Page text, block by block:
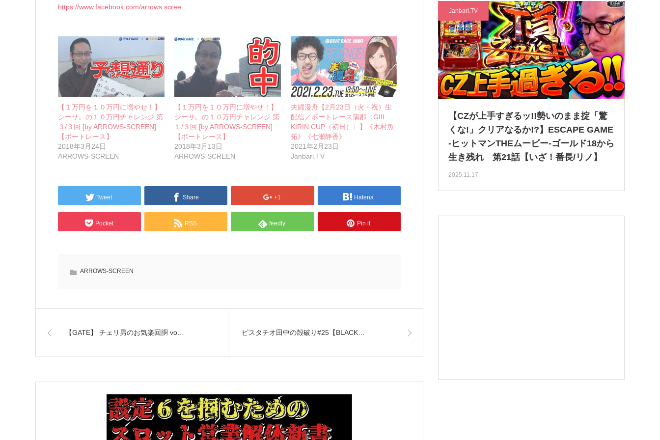
https://www.facebook.com/arrows.scree…
【１万円を１０万円に増やせ！】
シーサ。の１０万円チャレンジ 第
３/３回 [by ARROWS-SCREEN]
【ボートレース】
2018年3月24日
ARROWS-SCREEN
【１万円を１０万円に増やせ！】
シーサ。の１０万円チャレンジ 第
１/３回 [by ARROWS-SCREEN]
【ボートレース】
2018年3月13日
ARROWS-SCREEN
夫婦漫舟【2月23日（火・祝）生
配信／ボートレース蒲郡〈GIII
KIRIN CUP（初日）〉】《木村魚
拓》《七瀬静香》
2021年2月23日
Janbari.TV
Tweet Share +1 Hatena
Pocket RSS feedly Pin it
ARROWS-SCREEN
【GATE】 チェリ男のお気楽回胴 vo… ピスタチオ田中の殻破り#25【BLACK…
Janbari.TV
【CZが上手すぎるッ!!勢いのまま掟「驚
くな!」クリアなるか!?】ESCAPE GAME
-ヒットマンTHEムービー-ゴールド18から
生き残れ 第21話【いざ！番長/リノ】
2025.11.17